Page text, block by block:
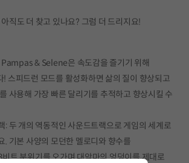
직도 더 찾고 있나요? 그럼 더 드리지요!
Pampas & Selene은 속도감을 즐기기 위해
! 스피드런 모드를 활성화하면 삶의 질이 향상되고
사용해 가장 빠른 달리기를 추적하고 향상시킬 수
: 두 개의 역동적인 사운드트랙으로 게임의 세계로
. 기본 사양의 모던한 멜로디와 향수를
트 분위기를 오가며 대악마의 엉덩이를 제대로